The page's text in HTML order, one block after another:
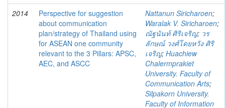
2014
Perspective for suggestion
about communication
plan/strategy of Thailand using
for ASEAN one community
relevant to the 3 Pillars: APSC,
AEC, and ASCC
Nattanun Siricharoen;
Waralak V. Siricharoen;
ณัฐนันท์ ศิริเจริญ; วร
ลักษณ์ วงศ์โดยหวัง ศิริ
เจริญ; Huachiew
Chalermprakiet
University. Faculty of
Communication Arts;
Silpakorn University.
Faculty of Information